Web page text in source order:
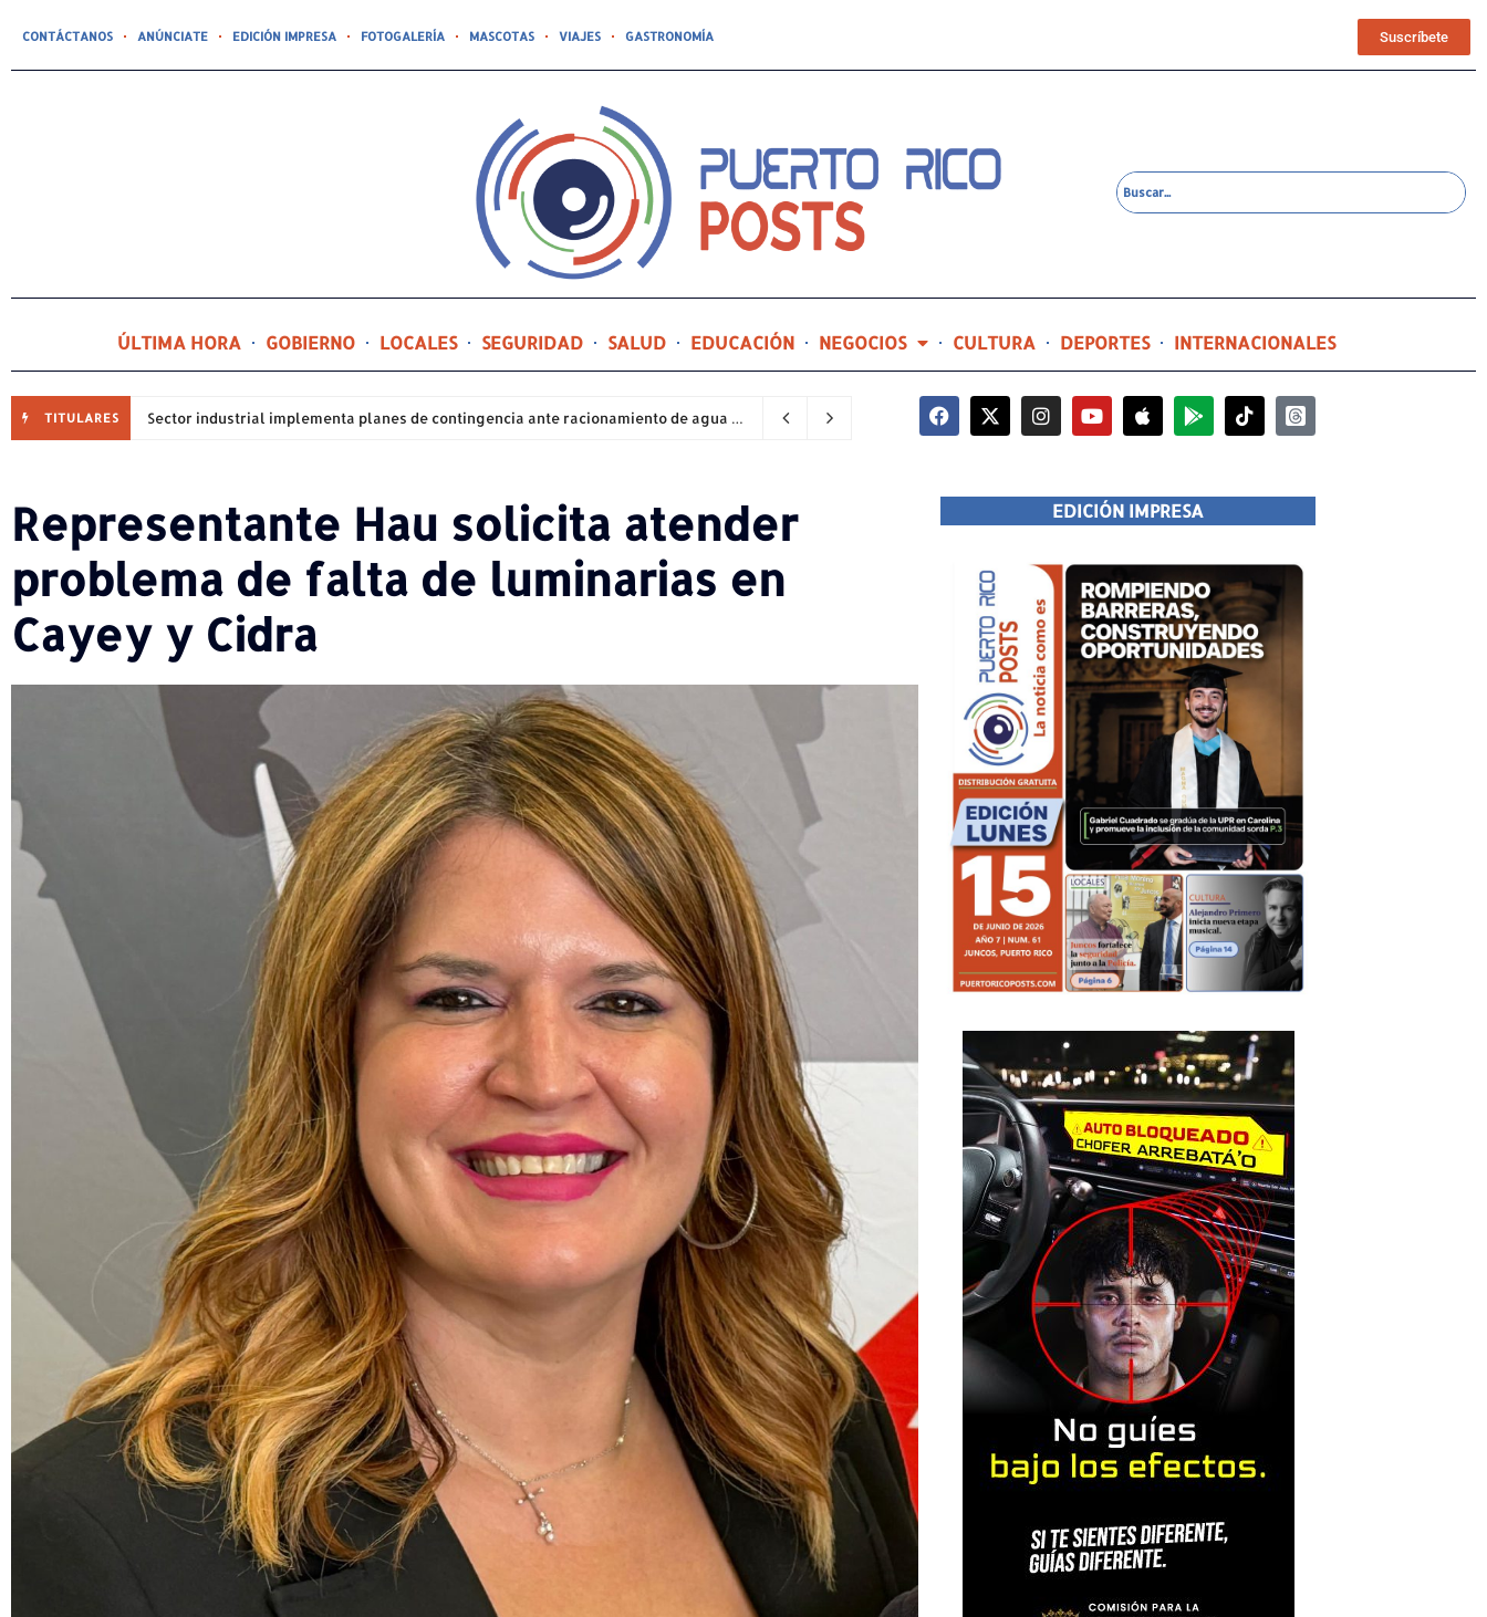
CONTÁCTANOS ANÚNCIATE EDICIÓN IMPRESA FOTOGALERÍA MASCOTAS VIAJES GASTRONOMÍA Suscríbete
ÚLTIMA HORA GOBIERNO LOCALES SEGURIDAD SALUD EDUCACIÓN NEGOCIOS CULTURA DEPORTES INTERNACIONALES
TITULARES Sector industrial implementa planes de contingencia ante racionamiento de agua y hace un llamado a la eficiencia infraestructural 2 horas ago
Representante Hau solicita atender
problema de falta de luminarias en
Cayey y Cidra
EDICIÓN IMPRESA